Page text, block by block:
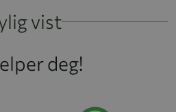
vist
deg!